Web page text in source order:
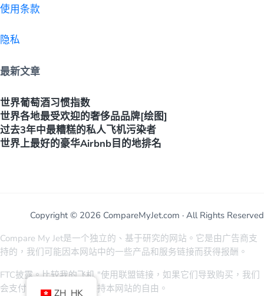
使用条款
隐私
最新文章
世界葡萄酒习惯指数
世界各地最受欢迎的奢侈品品牌[绘图]
过去3年中最糟糕的私人飞机污染者
世界上最好的豪华Airbnb目的地排名
Copyright © 2026 CompareMyJet.com · All Rights Reserved
Compare My Jet是一个独立的、基于研究的网站。它是由广告商支
持的，我们可能因本网站中的一些产品和服务链接而获得报酬。
FTC披露。比较我的飞机 "使用联盟链接，如果它们导致购买，我们
会支付佣金。这有助于保持本网站的自由。
ZH_HK